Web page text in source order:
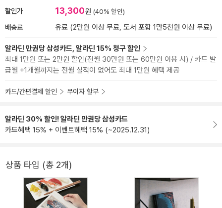
할인가 13,300원 (40% 할인)
배송료 유료 (2만원 이상 무료, 도서 포함 1만5천원 이상 무료)
알라딘 만권당 삼성카드, 알라딘 15% 청구 할인
최대 1만원 또는 2만원 할인(전월 30만원 또는 60만원 이용 시) / 카드 발
급월 +1개월까지는 전월 실적이 없어도 최대 1만원 혜택 제공
카드/간편결제 할인 무이자 할부
알라딘 30% 할인! 알라딘 만권당 삼성카드
카드혜택 15% + 이벤트혜택 15% (~2025.12.31)
상품 타입 (총 2개)